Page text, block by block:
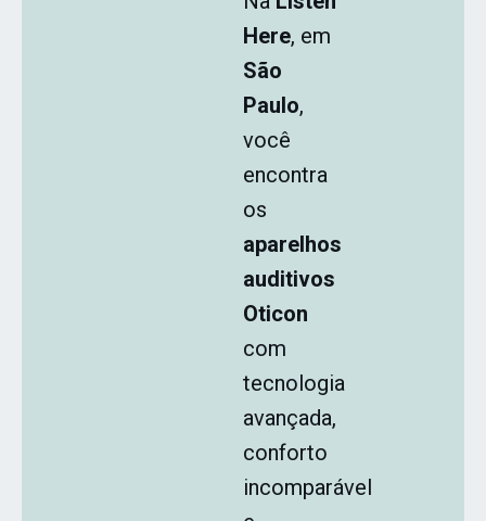
Here, em
São
Paulo,
você
encontra
os
aparelhos
auditivos
Oticon
com
tecnologia
avançada,
conforto
incomparável